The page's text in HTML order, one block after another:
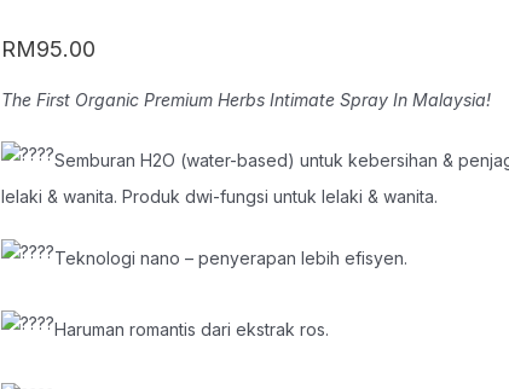
RM95.00
The First Organic Premium Herbs Intimate Spray In Malaysia!
Semburan H2O (water-based) untuk kebersihan &
lelaki & wanita. Produk dwi-fungsi untuk lelaki & wanita.
Teknologi nano – penyerapan lebih efisyen.
Haruman romantis dari ekstrak ros.
SPRAY